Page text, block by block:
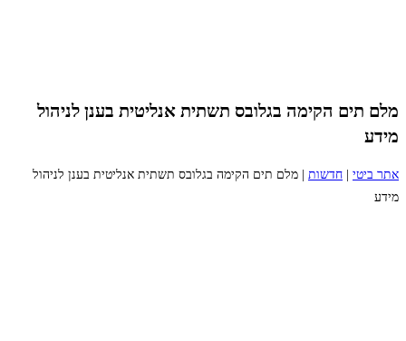
מלם תים הקימה בגלובס תשתית אנליטית בענן לניהול
מידע
אתר ביטי חדשות
מלם תים הקימה בגלובס תשתית אנליטית בענן לניהול
מידע